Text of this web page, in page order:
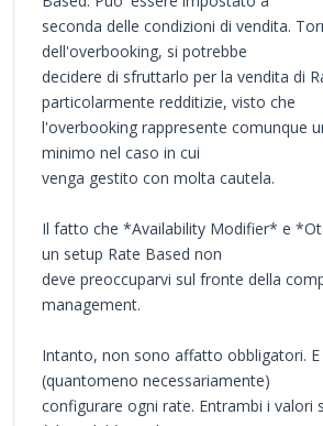
seconda delle condizioni di vendita.
dell'overbooking, si potrebbe
decidere di sfruttarlo per la vendita di
particolarmente redditizie, visto che
l'overbooking rappresente comunque
minimo nel caso in cui
venga gestito con molta cautela.
Il fatto che *Availability Modifier* e
un setup Rate Based non
deve preoccuparvi sul fronte della
management.
Intanto, non sono affatto obbligatori.
(quantomeno necessariamente)
configurare ogni rate. Entrambi i valori